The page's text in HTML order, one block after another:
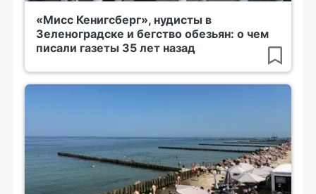
«Мисс Кенигсберг», нудисты в
Зеленоградске и бегство обезьян: о чем
писали газеты 35 лет назад